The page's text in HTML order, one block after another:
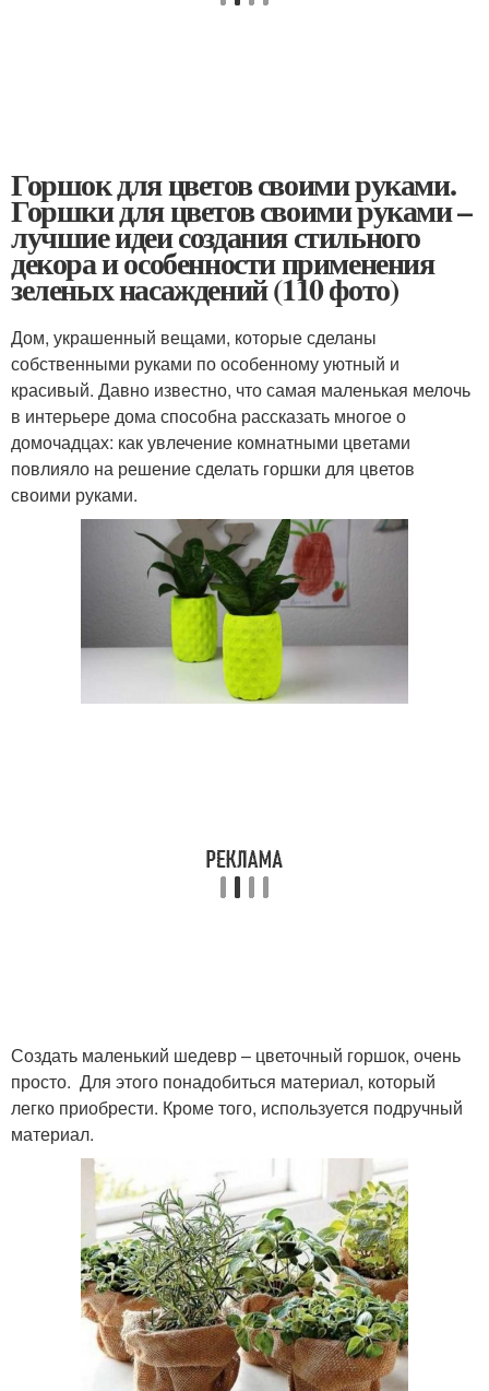
Горшок для цветов своими руками.
Горшки для цветов своими руками –
лучшие идеи создания стильного
декора и особенности применения
зеленых насаждений (110 фото)
Дом, украшенный вещами, которые сделаны
собственными руками по особенному уютный и
красивый. Давно известно, что самая маленькая мелочь
в интерьере дома способна рассказать многое о
домочадцах: как увлечение комнатными цветами
повлияло на решение сделать горшки для цветов
своими руками.
Создать маленький шедевр – цветочный горшок, очень
просто. Для этого понадобиться материал, который
легко приобрести. Кроме того, используется подручный
материал.